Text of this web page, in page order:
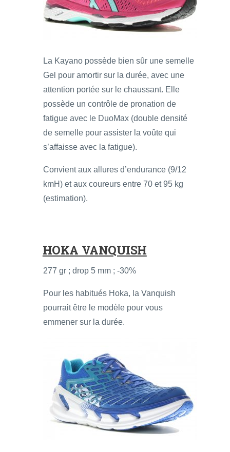
La Kayano possède bien sûr une semelle
Gel pour amortir sur la durée, avec une
attention portée sur le chaussant. Elle
possède un contrôle de pronation de
fatigue avec le DuoMax (double densité
de semelle pour assister la voûte qui
s’affaisse avec la fatigue).
Convient aux allures d’endurance (9/12
kmH) et aux coureurs entre 70 et 95 kg
(estimation).
HOKA VANQUISH
277 gr ; drop 5 mm ; -30%
Pour les habitués Hoka, la Vanquish
pourrait être le modèle pour vous
emmener sur la durée.